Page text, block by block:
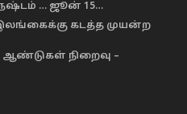
நஷ்டம் … ஜூன் 15…
இலங்கைக்கு கடத்த முயன்ற
ஆண்டுகள் நிறைவு –